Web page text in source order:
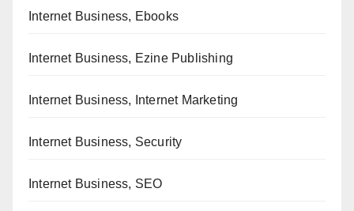
Internet Business, Ebooks
Internet Business, Ezine Publishing
Internet Business, Internet Marketing
Internet Business, Security
Internet Business, SEO